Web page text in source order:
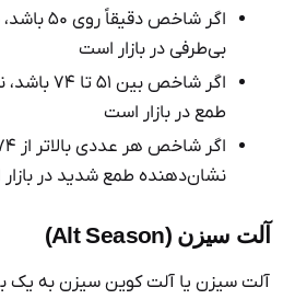
اگر شاخص
بی‌طرفی در بازار است
اگر شاخص
طمع در بازار است
نشان‌دهنده طمع شدید در
آلت سیزن (Alt Season)
آلت سیزن یا آلت کوین سیزن به یک